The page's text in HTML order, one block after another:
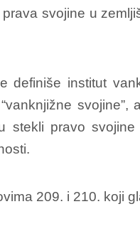
svojine u
institut
pravo svojine
209. i 210. koji